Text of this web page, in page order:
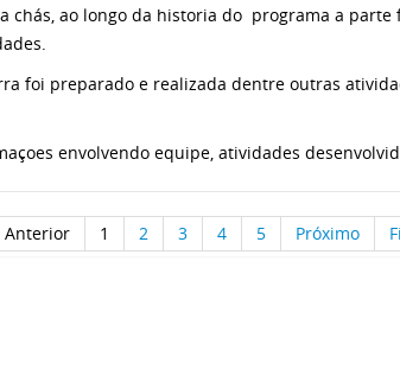
chás, ao longo da historia do programa a parte
foi preparado e realizada dentre outras
envolvendo equipe, atividades
Anterior 1 2 3 4 5 Próximo